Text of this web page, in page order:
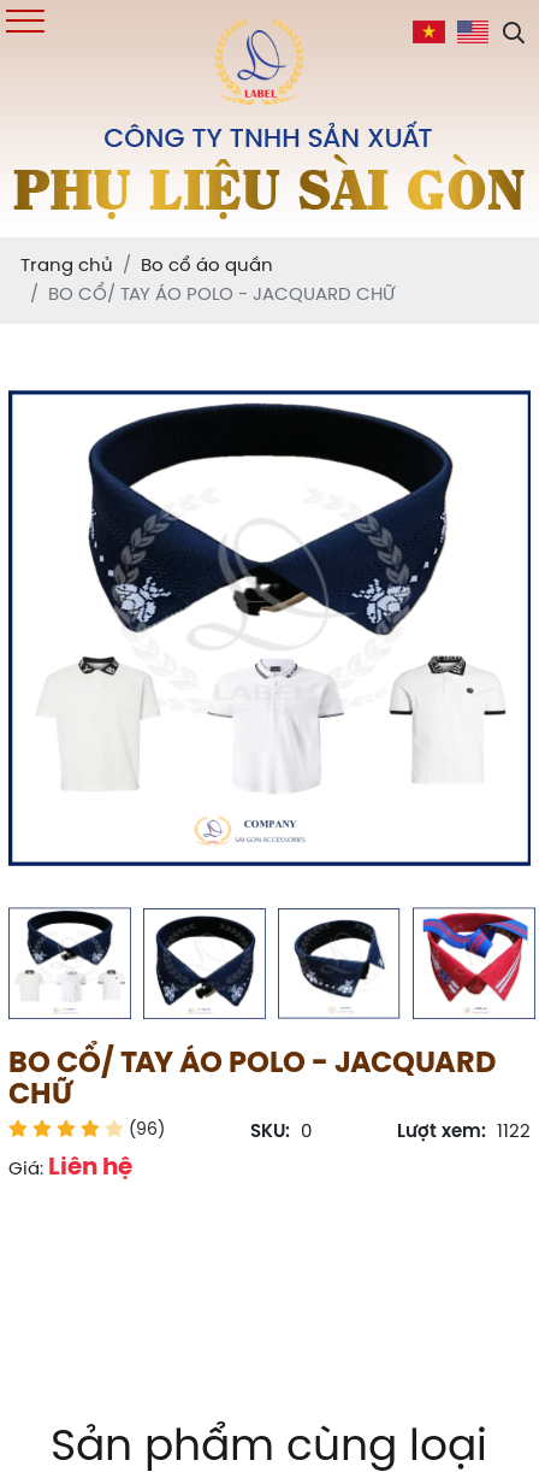
Trang chủ
Bo cổ áo quần
BO CỔ/ TAY ÁO POLO - JACQUARD CHỮ
BO CỔ/ TAY ÁO POLO - JACQUARD
CHỮ
(96) SKU: 0 Lượt xem:
1122
Giá: Liên hệ
Sản phẩm cùng loại